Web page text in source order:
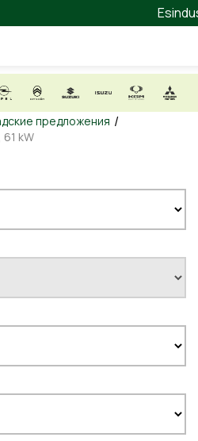
предложения /
61 kW